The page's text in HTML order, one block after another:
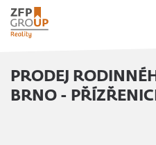
PRODEJ
BRNO -